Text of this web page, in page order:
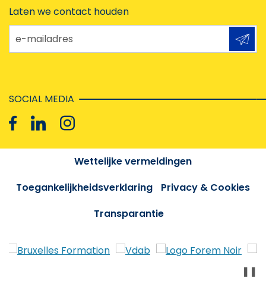
Laten we contact houden
e-mailadres
SOCIAL MEDIA
Wettelijke vermeldingen
Toegankelijkheidsverklaring
Privacy & Cookies
Transparantie
❚❚